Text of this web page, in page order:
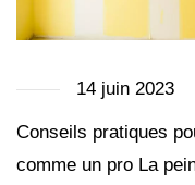
14 juin 2023
Conseils pratiques
comme un pro La